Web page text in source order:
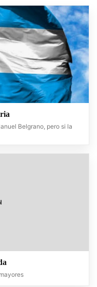
Belgrano, pero si la